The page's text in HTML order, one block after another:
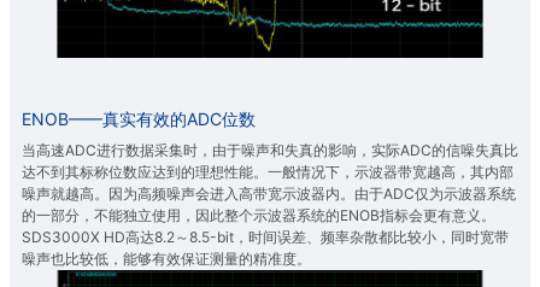
ENOB——真实有效的ADC位数
当高速ADC进行数据采集时，由于噪声和失真的影响，实际ADC的信噪失真比
达不到其标称位数应达到的理想性能。一般情况下，示波器带宽越高，其内部
噪声就越高。因为高频噪声会进入高带宽示波器内。由于ADC仅为示波器系统
的一部分，不能独立使用，因此整个示波器系统的ENOB指标会更有意义。
SDS3000X HD高达8.2～8.5-bit，时间误差、频率杂散都比较小，同时宽带
噪声也比较低，能够有效保证测量的精准度。